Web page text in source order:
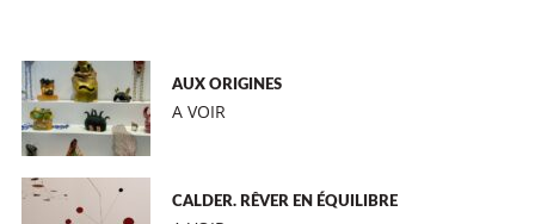
AUX ORIGINES
A VOIR
CALDER. RÊVER EN ÉQUILIBRE